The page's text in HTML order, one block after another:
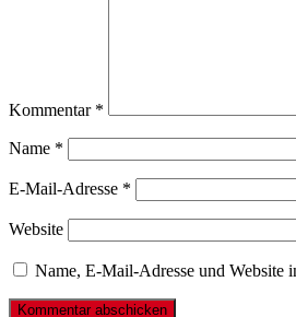
Kommentar *
Name *
E-Mail-Adresse *
Website
Name, E-Mail-Adresse und Website